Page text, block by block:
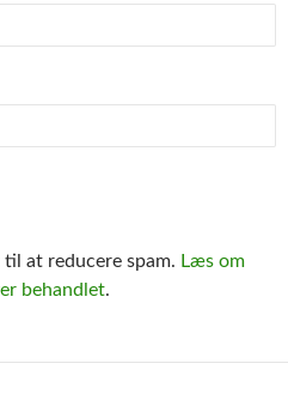
at reducere spam. Læs om
behandlet.